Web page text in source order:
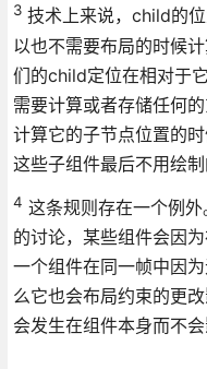
3技术上来说，child的
以也不需要布局的时候
们的child定位在相对于
需要计算或者存储任何
计算它的子节点位置的
这些子组件最后不用绘
4 这条规则存在一个例外
的讨论，某些组件会因
一个组件在同一帧中因
么它也会布局约束的更
会发生在组件本身而不会